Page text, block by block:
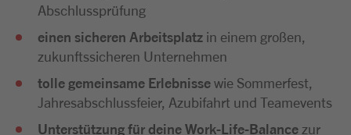
Abschlussprüfung
einen sicheren Arbeitsplatz in einem großen,
zukunftssicheren Unternehmen
tolle gemeinsame Erlebnissewie Sommerfest,
Jahresabschlussfeier, Azubifahrt und Teamevents
Unterstützung für deine Work-Life-Balance zur